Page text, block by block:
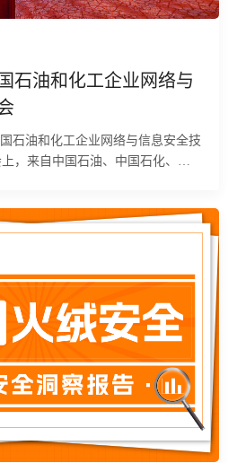
石油和化工企业网络与
石油和化工企业网络与信息安全技
，来自中国石油、中国石化、中
终端安全领域的行业专家受邀出